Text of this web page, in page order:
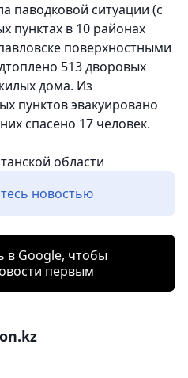
паводковой ситуации (с
пунктах в 10 районах
поверхностными
513 дворовых
дома. Из
пунктов эвакуировано
спасено 17 человек.
области
новостью
в Google, чтобы
первым